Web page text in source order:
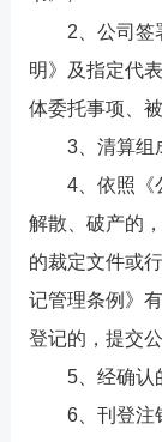
2、公司签
明》及指定代
体委托事项、
3、清算组
4、依照《
解散、破产的
的裁定文件或
记管理条例》
登记的，提交
5、经确认
6、刊登注